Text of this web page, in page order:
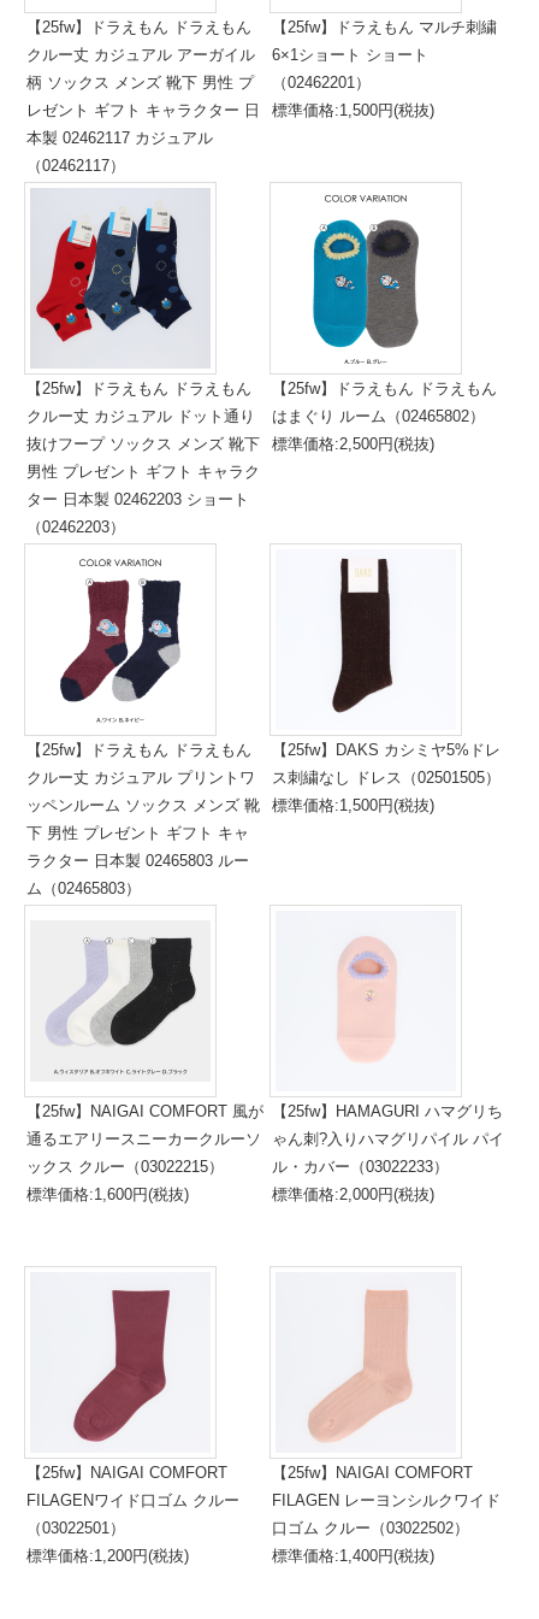
【25fw】ドラえもん ドラえもん
クルー丈 カジュアル アーガイル
柄 ソックス メンズ 靴下 男性 プ
レゼント ギフト キャラクター 日
本製 02462117 カジュアル
（02462117）
標準価格:1,500円(税抜)
【25fw】ドラえもん マルチ刺繍
6×1ショート ショート
（02462201）
標準価格:1,500円(税抜)
【25fw】ドラえもん ドラえもん
クルー丈 カジュアル ドット通り
抜けフープ ソックス メンズ 靴下
男性 プレゼント ギフト キャラク
ター 日本製 02462203 ショート
（02462203）
標準価格:1,500円(税抜)
【25fw】ドラえもん ドラえもん
はまぐり ルーム（02465802）
標準価格:2,500円(税抜)
【25fw】ドラえもん ドラえもん
クルー丈 カジュアル プリントワ
ッペンルーム ソックス メンズ 靴
下 男性 プレゼント ギフト キャ
ラクター 日本製 02465803 ルー
ム（02465803）
【25fw】DAKS カシミヤ5%ドレ
ス刺繍なし ドレス（02501505）
標準価格:1,500円(税抜)
【25fw】NAIGAI COMFORT 風が
通るエアリースニーカークルーソ
ックス クルー（03022215）
標準価格:1,600円(税抜)
【25fw】HAMAGURI ハマグリち
ゃん刺?入りハマグリパイル パイ
ル・カバー（03022233）
標準価格:2,000円(税抜)
【25fw】NAIGAI COMFORT
FILAGENワイド口ゴム クルー
（03022501）
標準価格:1,200円(税抜)
【25fw】NAIGAI COMFORT
FILAGEN レーヨンシルクワイド
口ゴム クルー（03022502）
標準価格:1,400円(税抜)